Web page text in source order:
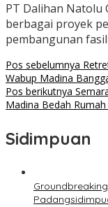
PT Dalihan Natolu
berbagai proyek
pembangunan
Navigasi
pos
Pos sebelumnya
Wabup Madina
Pos berikutnya
Madina Bedah
Sidimpuan